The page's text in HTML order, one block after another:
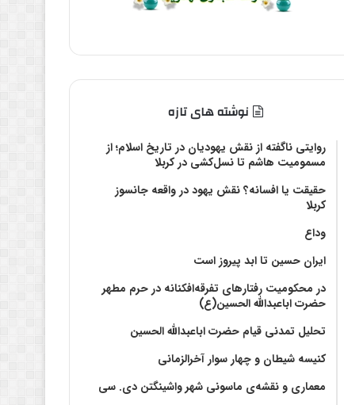
نوشته های تازه
روایتی ناگفته از نقش یهودیان در تاریخ اسلام؛ از
مسمومیت هاشم تا نسل‌کشی در کربلا
حقیقت یا افسانه؟‌ نقش یهود در واقعه جانسوز
کربلا
وداع
ایران حسین تا ابد پیروز است
در محکومیت رفتارهای تفرقه‌افکنانه در حرم مطهر
حضرت اباعبدالله الحسین(ع)
تحلیل تمدنی قیام حضرت اباعبدالله الحسین
کنیسه شیطان و چهار سوار آخرالزمانی
معماری و نقشه‌ی ماسونی شهر واشينگتن دی. سی